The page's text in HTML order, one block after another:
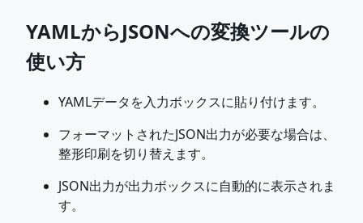
YAMLからJSONへの変換ツールの
使い方
YAMLデータを入力ボックスに貼り付けます。
フォーマットされたJSON出力が必要な場合は、
整形印刷を切り替えます。
JSON出力が出力ボックスに自動的に表示されま
す。